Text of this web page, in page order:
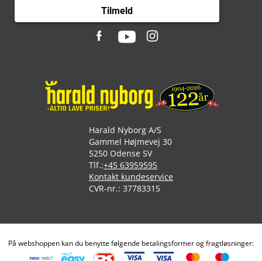
Tilmeld
Harald Nyborg A/S
Gammel Højmevej 30
5250 Odense SV
Tlf.:+45 63959595
Kontakt kundeservice
CVR-nr.: 37783315
På webshoppen kan du benytte følgende betalingsformer og fragtløsninger: